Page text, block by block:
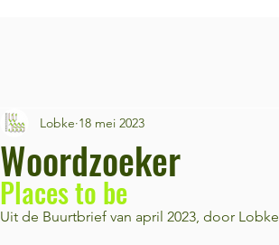
Woordzoeker
Lobke 18 mei 2023
Places to be
Uit de Buurtbrief van april 2023, door Lobke